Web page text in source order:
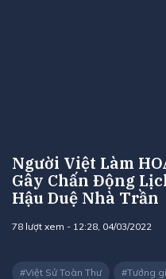
Người Việt Làm
Gây Chấn Động
Hậu Duệ Nhà Trần
78 lượt xem - 12:28, 04/03/2022
Việt Sử Toàn Thư Tướng